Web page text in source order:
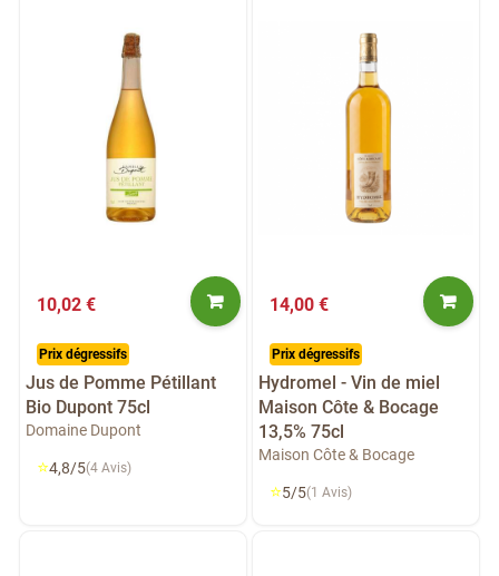
10,02 €
Prix dégressifs
Jus de Pomme Pétillant
Bio Dupont 75cl
Domaine Dupont
⭐4,8/5(4 Avis)
14,00 €
Prix dégressifs
Hydromel - Vin de miel
Maison Côte & Bocage
13,5% 75cl
Maison Côte & Bocage
⭐5/5(1 Avis)